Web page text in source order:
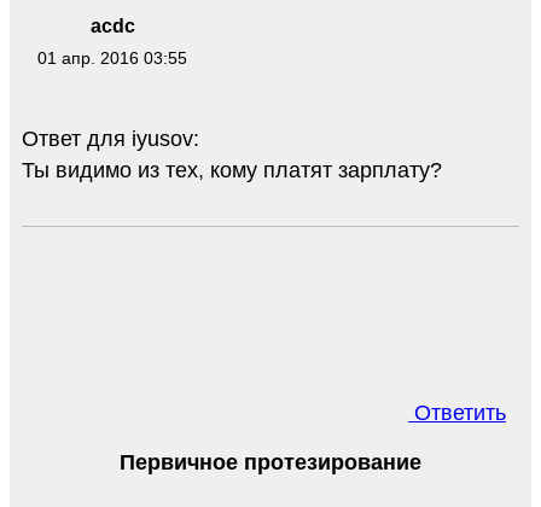
acdc
01 апр. 2016 03:55
Ответ для iyusov:
Ты видимо из тех, кому платят зарплату?
Ответить
Первичное протезирование